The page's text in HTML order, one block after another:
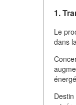
1.
Le
dans